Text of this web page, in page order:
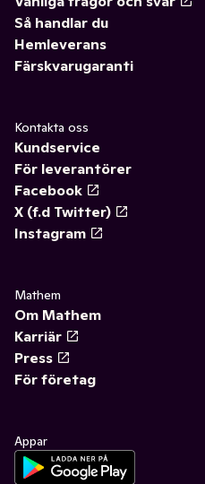
Så handlar du
Hemleverans
Färskvarugaranti
Kontakta oss
Kundservice
För leverantörer
Facebook
X (f.d Twitter)
Instagram
Mathem
Om Mathem
Karriär
Press
För företag
Appar